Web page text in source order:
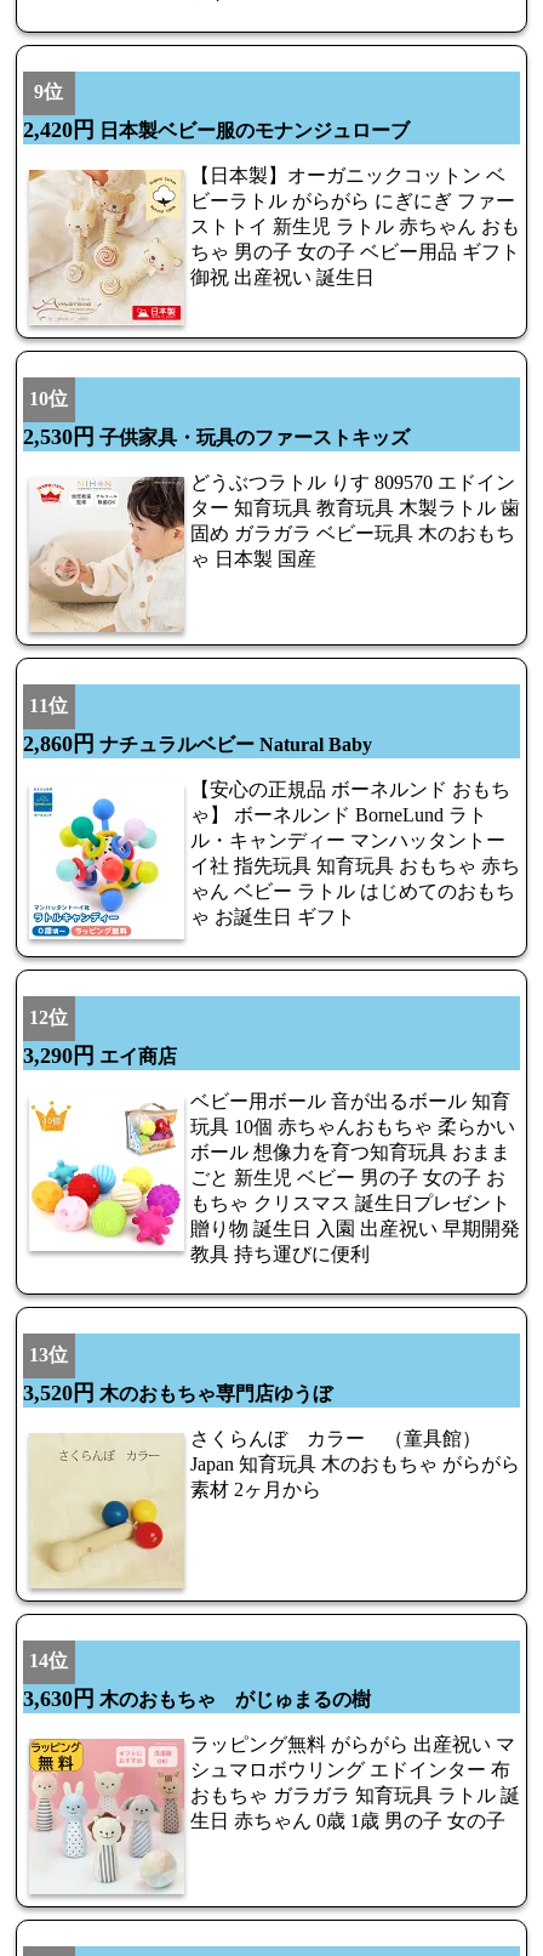
9位
2,420円 日本製ベビー服のモナンジュローブ
【日本製】オーガニックコットン ベ
ビーラトル がらがら にぎにぎ ファー
ストトイ 新生児 ラトル 赤ちゃん おも
ちゃ 男の子 女の子 ベビー用品 ギフト
御祝 出産祝い 誕生日
10位
2,530円 子供家具・玩具のファーストキッズ
どうぶつラトル りす 809570 エドイン
ター 知育玩具 教育玩具 木製ラトル 歯
固め ガラガラ ベビー玩具 木のおもち
ゃ 日本製 国産
11位
2,860円 ナチュラルベビー Natural Baby
【安心の正規品 ボーネルンド おもち
ゃ】 ボーネルンド BorneLund ラト
ル・キャンディー マンハッタントー
イ社 指先玩具 知育玩具 おもちゃ 赤ち
ゃん ベビー ラトル はじめてのおもち
ゃ お誕生日 ギフト
12位
3,290円 エイ商店
ベビー用ボール 音が出るボール 知育
玩具 10個 赤ちゃんおもちゃ 柔らかい
ボール 想像力を育つ知育玩具 おまま
ごと 新生児 ベビー 男の子 女の子 お
もちゃ クリスマス 誕生日プレゼント
贈り物 誕生日 入園 出産祝い 早期開発
教具 持ち運びに便利
13位
3,520円 木のおもちゃ専門店ゆうぼ
さくらんぼ カラー （童具館）
Japan 知育玩具 木のおもちゃ がらがら
素材 2ヶ月から
14位
3,630円 木のおもちゃ がじゅまるの樹
ラッピング無料 がらがら 出産祝い マ
シュマロボウリング エドインター 布
おもちゃ ガラガラ 知育玩具 ラトル 誕
生日 赤ちゃん 0歳 1歳 男の子 女の子